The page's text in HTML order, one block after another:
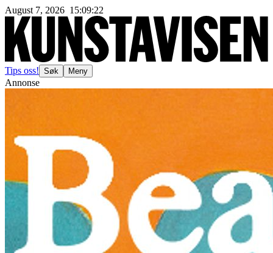
August 7, 2026 15:09:24
Tips oss! Søk Meny
Annonse